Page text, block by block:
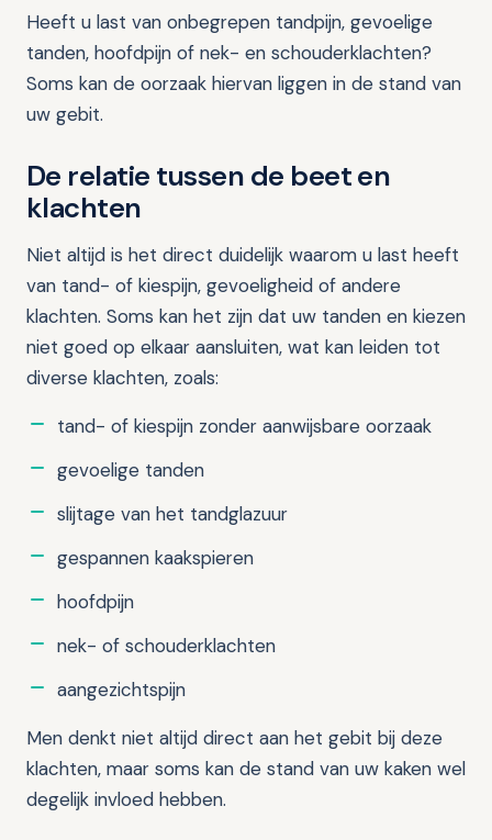
Heeft u last van onbegrepen tandpijn, gevoelige
tanden, hoofdpijn of nek- en schouderklachten?
Soms kan de oorzaak hiervan liggen in de stand van
uw gebit.
De relatie tussen de beet en
klachten
Niet altijd is het direct duidelijk waarom u last heeft
van tand- of kiespijn, gevoeligheid of andere
klachten. Soms kan het zijn dat uw tanden en kiezen
niet goed op elkaar aansluiten, wat kan leiden tot
diverse klachten, zoals:
tand- of kiespijn zonder aanwijsbare oorzaak
gevoelige tanden
slijtage van het tandglazuur
gespannen kaakspieren
hoofdpijn
nek- of schouderklachten
aangezichtspijn
Men denkt niet altijd direct aan het gebit bij deze
klachten, maar soms kan de stand van uw kaken wel
degelijk invloed hebben.